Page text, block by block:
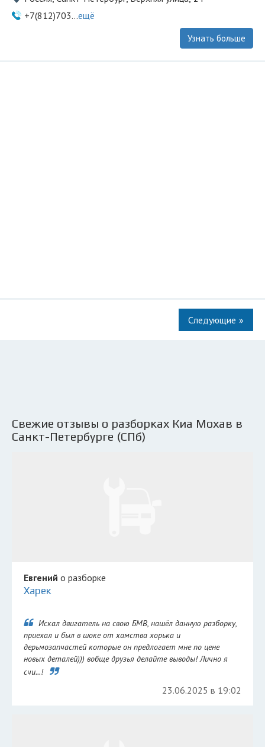
+7(812)703...ещё
Узнать больше
»
Свежие отзывы о разборках Киа Мохав в
Санкт-Петербурге (СПб)
Евгений о разборке
Харек
Искал двигатель на свою БМВ, нашёл данную разборку,
приехал и был в шоке от хамства хорька и
дерьмозапчастей которые он предлогает мне по цене
новых деталей))) вобще друзья делайте выводы! Лично я
счи...!
23.06.2025 в 19:02